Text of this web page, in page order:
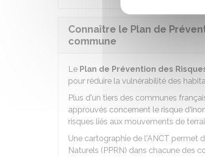
Connaître le Plan de
commune
Le Plan de Prévention des
pour réduire la vulnérabilité des
Plus d'un tiers des communes
approuvés concernent le risque
risques liés aux mouvements de
Une cartographie de l'ANCT permet
Naturels (PPRN) dans chacune des